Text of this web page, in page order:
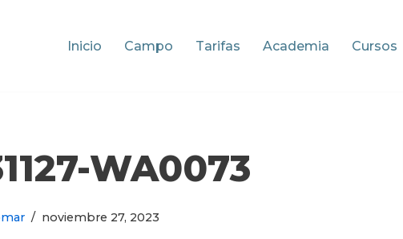
Inicio Campo Tarifas Academia Cursos
WA0073
noviembre 27, 2023